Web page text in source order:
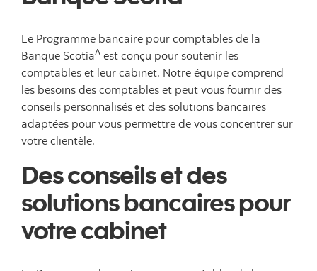
Le Programme bancaire pour comptables de la
Banque ScotiaΔ est conçu pour soutenir les
comptables et leur cabinet. Notre équipe comprend
les besoins des comptables et peut vous fournir des
conseils personnalisés et des solutions bancaires
adaptées pour vous permettre de vous concentrer sur
votre clientèle.
Des conseils et des
solutions bancaires pour
votre cabinet